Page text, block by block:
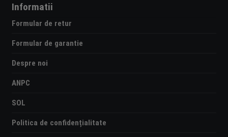
Informatii
Formular de retur
Formular de garantie
Despre noi
ANPC
SOL
Politica de confidențialitate